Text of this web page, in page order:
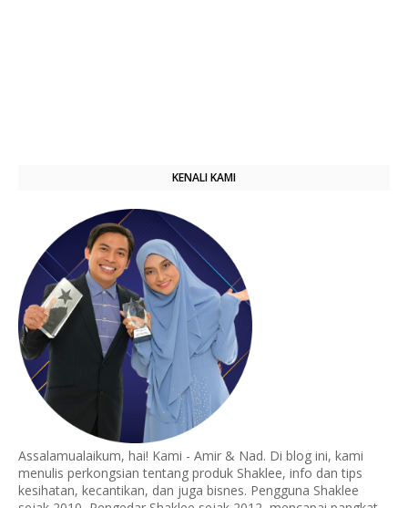
KENALI KAMI
Assalamualaikum, hai! Kami - Amir & Nad. Di blog ini, kami
menulis perkongsian tentang produk Shaklee, info dan tips
kesihatan, kecantikan, dan juga bisnes. Pengguna Shaklee